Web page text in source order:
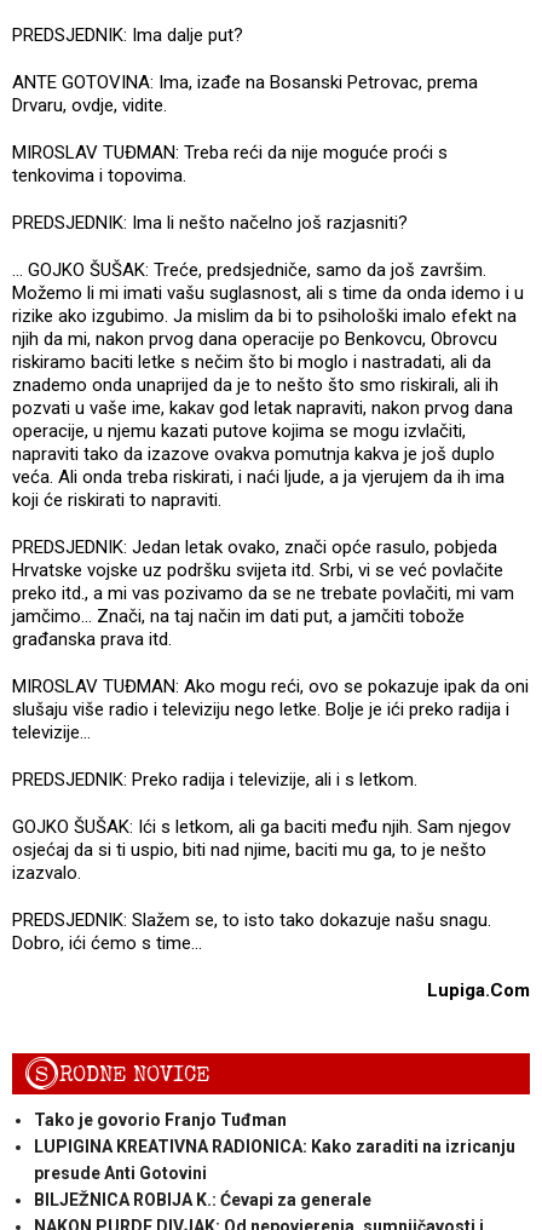
PREDSJEDNIK: Ima dalje put?
ANTE GOTOVINA: Ima, izađe na Bosanski Petrovac, prema
Drvaru, ovdje, vidite.
MIROSLAV TUĐMAN: Treba reći da nije moguće proći s
tenkovima i topovima.
PREDSJEDNIK: Ima li nešto načelno još razjasniti?
... GOJKO ŠUŠAK: Treće, predsjedniče, samo da još završim.
Možemo li mi imati vašu suglasnost, ali s time da onda idemo i u
rizike ako izgubimo. Ja mislim da bi to psihološki imalo efekt na
njih da mi, nakon prvog dana operacije po Benkovcu, Obrovcu
riskiramo baciti letke s nečim što bi moglo i nastradati, ali da
znademo onda unaprijed da je to nešto što smo riskirali, ali ih
pozvati u vaše ime, kakav god letak napraviti, nakon prvog dana
operacije, u njemu kazati putove kojima se mogu izvlačiti,
napraviti tako da izazove ovakva pomutnja kakva je još duplo
veća. Ali onda treba riskirati, i naći ljude, a ja vjerujem da ih ima
koji će riskirati to napraviti.
PREDSJEDNIK: Jedan letak ovako, znači opće rasulo, pobjeda
Hrvatske vojske uz podršku svijeta itd. Srbi, vi se već povlačite
preko itd., a mi vas pozivamo da se ne trebate povlačiti, mi vam
jamčimo... Znači, na taj način im dati put, a jamčiti tobože
građanska prava itd.
MIROSLAV TUĐMAN: Ako mogu reći, ovo se pokazuje ipak da oni
slušaju više radio i televiziju nego letke. Bolje je ići preko radija i
televizije...
PREDSJEDNIK: Preko radija i televizije, ali i s letkom.
GOJKO ŠUŠAK: Ići s letkom, ali ga baciti među njih. Sam njegov
osjećaj da si ti uspio, biti nad njime, baciti mu ga, to je nešto
izazvalo.
PREDSJEDNIK: Slažem se, to isto tako dokazuje našu snagu.
Dobro, ići ćemo s time...
Lupiga.Com
SRODNE NOVICE
Tako je govorio Franjo Tuđman
LUPIGINA KREATIVNA RADIONICA: Kako zaraditi na izricanju
presude Anti Gotovini
BILJEŽNICA ROBIJA K.: Ćevapi za generale